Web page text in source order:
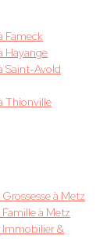
Fameck
Hayange
Saint-Avold
Thionville
à Metz
à Metz
Immobilier &